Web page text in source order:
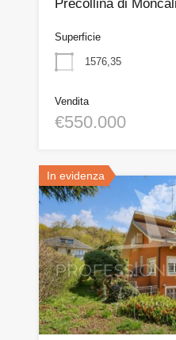
Precollina di
Superficie
1576,35
Vendita
€550.000
In evidenza